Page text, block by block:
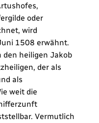
oder
wird
1508 erwähnt.
den heiligen Jakob
der als
als
weit die
Vermutlich